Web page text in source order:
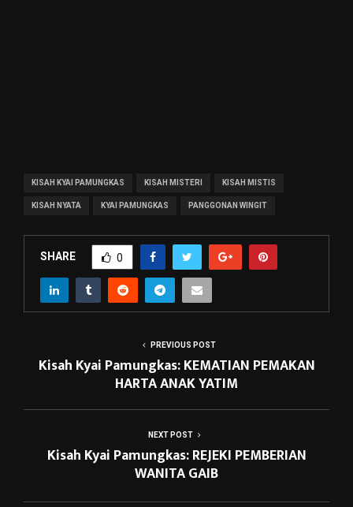
KISAH KYAI PAMUNGKAS KISAH MISTERI KISAH MISTIS
KISAH NYATA KYAI PAMUNGKAS PANGGONAN WINGIT
SHARE 0
PREVIOUS POST
Kisah Kyai Pamungkas: KEMATIAN PEMAKAN
HARTA ANAK YATIM
NEXT POST
Kisah Kyai Pamungkas: REJEKI PEMBERIAN
WANITA GAIB